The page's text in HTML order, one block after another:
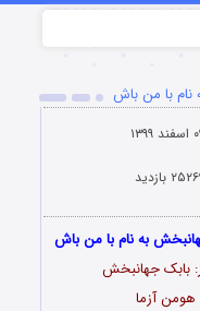
با من باش
بازدید
به نام با من باش
بابک جهانبخش
آزما